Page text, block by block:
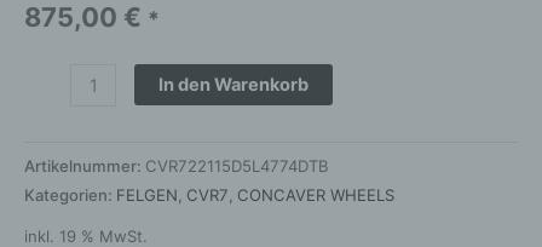
875,00 € *
In den Warenkorb
Artikelnummer: CVR722115D5L4774DTB
Kategorien: FELGEN CVR7 CONCAVER WHEELS
inkl. 19 % MwSt.